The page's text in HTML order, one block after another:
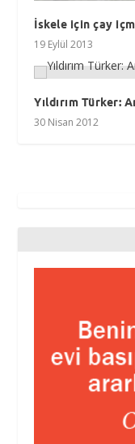
İskele için çay
19 Eylül 2013
Yıldırım Türker:
30 Nisan 2012